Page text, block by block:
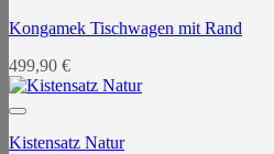
Kongamek Tischwagen mit Rand
499,90 €
Kistensatz Natur